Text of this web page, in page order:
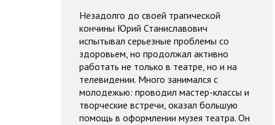
Незадолго до своей трагической
кончины Юрий Станиславович
испытывал серьезные проблемы со
здоровьем, но продолжал активно
работать не только в театре, но и на
телевидении. Много занимался с
молодежью: проводил мастер-классы и
творческие встречи, оказал большую
помощь в оформлении музея театра. Он